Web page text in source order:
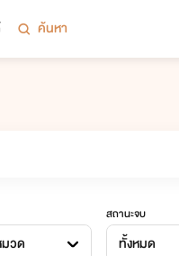
ค้นหา
วด
สถานะจบ
ทั้งหมด